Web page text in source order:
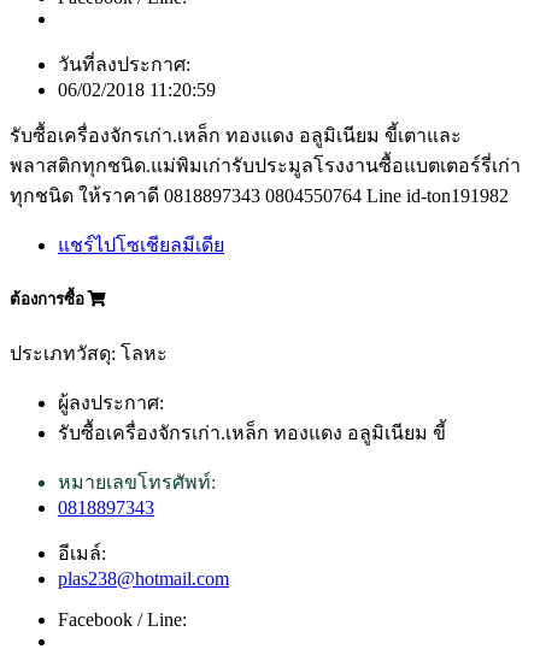
วันที่ลงประกาศ:
06/02/2018 11:20:59
รับซื้อเครื่องจักรเก่า.เหล็ก ทองแดง อลูมิเนียม ขี้เตาและ
พลาสติกทุกชนิด.แม่พิมเก่ารับประมูลโรงงานซื้อแบตเตอร์รี่เก่า
ทุกชนิด ให้ราคาดี 0818897343 0804550764 Line id-ton191982
แชร์ไปโซเชียลมีเดีย
ต้องการซื้อ
ประเภทวัสดุ: โลหะ
ผู้ลงประกาศ:
รับซื้อเครื่องจักรเก่า.เหล็ก ทองแดง อลูมิเนียม ขี้
หมายเลขโทรศัพท์:
0818897343
อีเมล์:
plas238@hotmail.com
Facebook / Line: